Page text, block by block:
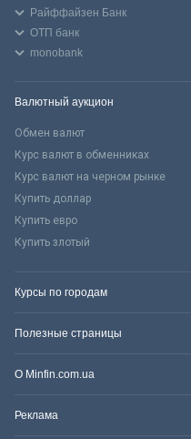
Райффайзен Банк
ОТП банк
monobank
Валютный аукцион
Обмен валют
Курс валют в обменниках
Курс валют на черном рынке
Купить доллар
Купить евро
Купить злотый
Курсы по городам
Полезные страницы
О Minfin.com.ua
Реклама